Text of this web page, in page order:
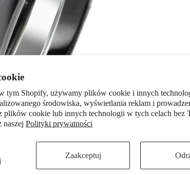
tym Shopify, używamy plików cookie i innych
środowiska, wyświetlania reklam i
plików cookie lub innych technologii w tych celach bez
naszej Polityki prywatności
Zaakceptuj